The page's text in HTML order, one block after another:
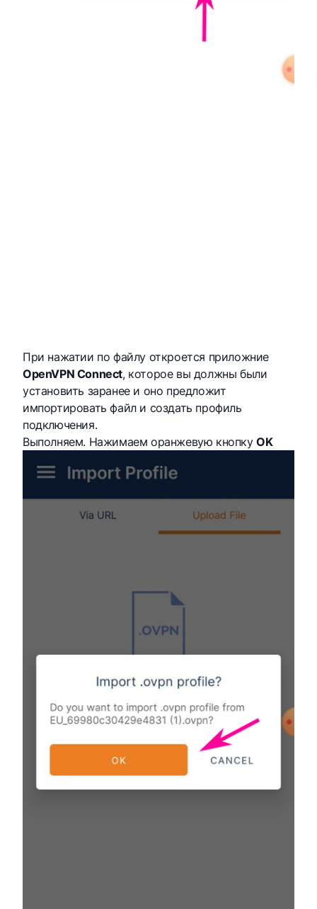
При нажатии по файлу откроется приложние
OpenVPN Connect, которое вы должны были
установить заранее и оно предложит
импортировать файл и создать профиль
подключения.
Выполняем. Нажимаем оранжевую кнопкуOK